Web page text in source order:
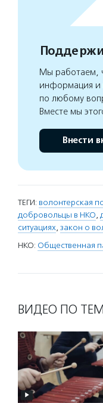
Мы работаем,
информация и
по любому
Вместе мы
Внести
ТЕГИ: волонтерская
добровольцы в НКО,
ситуациях, закон о
НКО: Общественная
ВИДЕО ПО